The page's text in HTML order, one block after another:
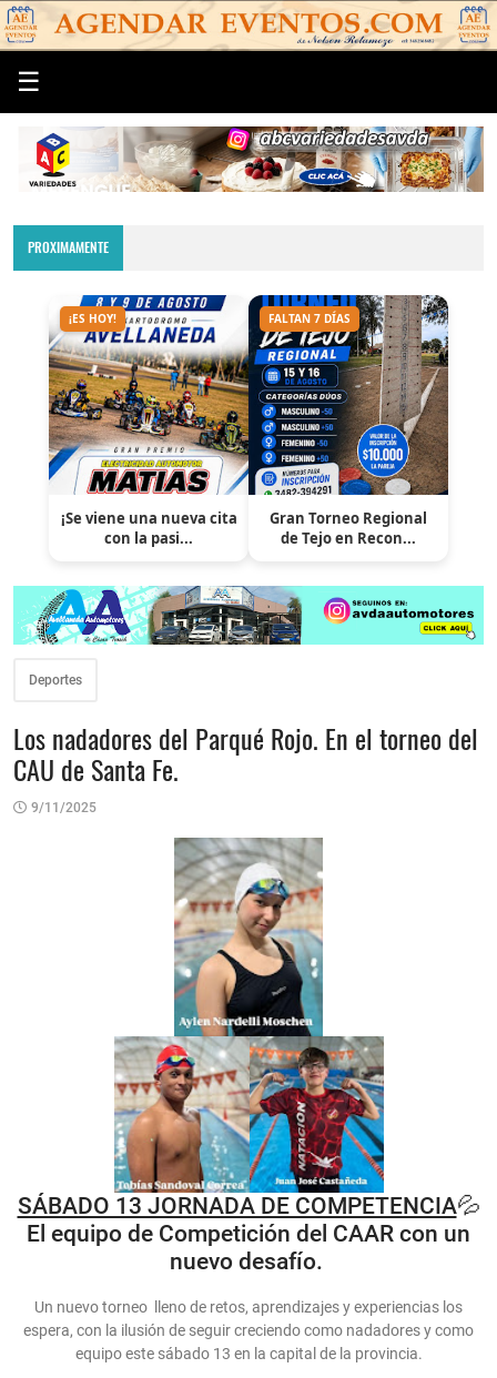
☰
PROXIMAMENTE
¡ES HOY!
¡Se viene una nueva cita
con la pasi...
FALTAN 7 DÍAS
Gran Torneo Regional
de Tejo en Recon...
Deportes
Los nadadores del Parqué Rojo. En el torneo del
CAU de Santa Fe.
9/11/2025
SÁBADO 13 JORNADA DE COMPETENCIA💦
El equipo de Competición del CAAR con un
nuevo desafío.
Un nuevo torneo lleno de retos, aprendizajes y experiencias los
espera, con la ilusión de seguir creciendo como nadadores y como
equipo este sábado 13 en la capital de la provincia.